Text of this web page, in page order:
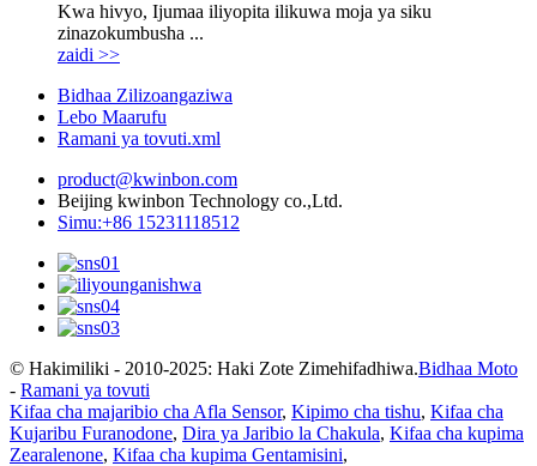
Kwa hivyo, Ijumaa iliyopita ilikuwa moja ya siku
zinazokumbusha ...
zaidi >>
Bidhaa Zilizoangaziwa
Lebo Maarufu
Ramani ya tovuti.xml
product@kwinbon.com
Beijing kwinbon Technology co.,Ltd.
Simu:+86 15231118512
© Hakimiliki - 2010-2025: Haki Zote Zimehifadhiwa.Bidhaa Moto
- Ramani ya tovuti
Kifaa cha majaribio cha Afla Sensor, Kipimo cha tishu, Kifaa cha
Kujaribu Furanodone, Dira ya Jaribio la Chakula, Kifaa cha kupima
Zearalenone, Kifaa cha kupima Gentamisini,